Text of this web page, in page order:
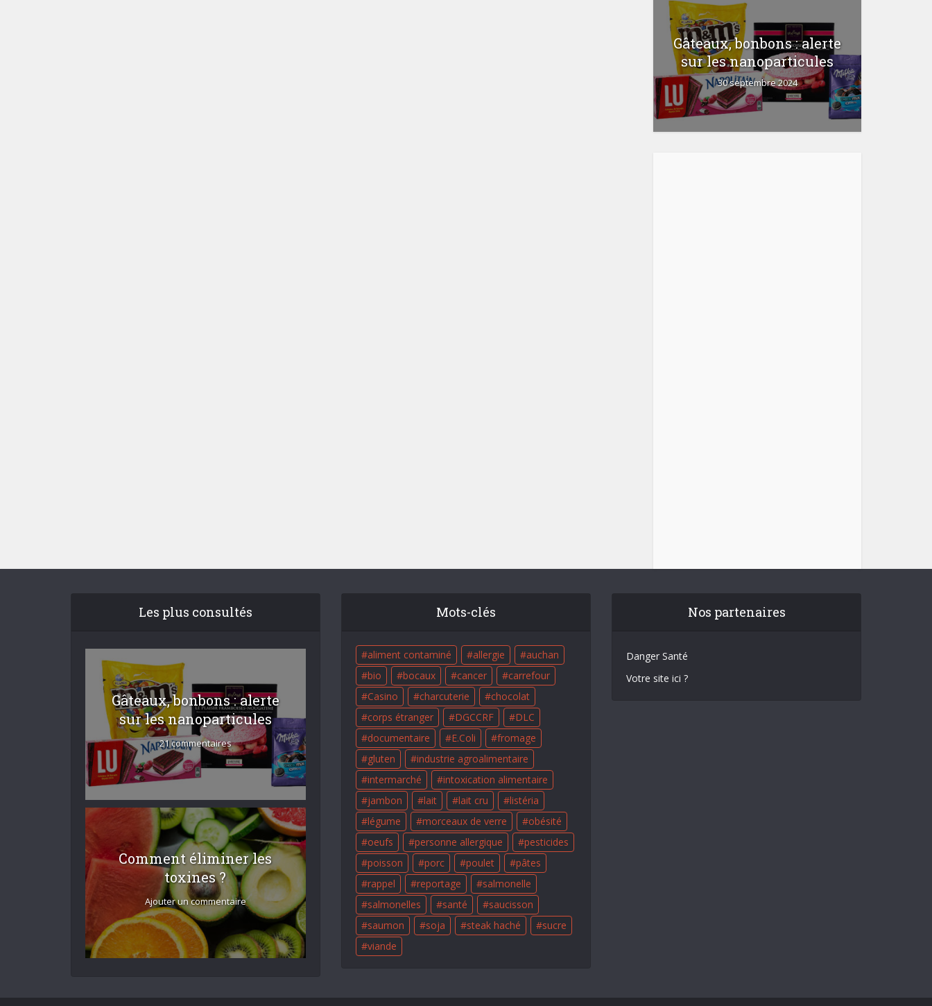
Gâteaux, bonbons : alerte
sur les nanoparticules
30 septembre 2024
Les plus consultés
Gâteaux, bonbons : alerte
sur les nanoparticules
21 commentaires
Comment éliminer les
toxines ?
Ajouter un commentaire
Mots-clés
aliment contaminé allergie
auchan
bio
bocaux cancer
carrefour
Casino
charcuterie
chocolat
corps étranger
DGCCRF
DLC
documentaire
E.Coli
fromage
gluten
industrie agroalimentaire
intermarché
intoxication alimentaire
jambon
lait lait cru
listéria
légume
morceaux de verre
obésité
oeufs
personne allergique
pesticides
poisson
porc poulet
pâtes
rappel
reportage
salmonelle
salmonelles
santé
saucisson
saumon
soja steak haché
sucre
viande
Nos partenaires
Danger Santé
Votre site ici ?